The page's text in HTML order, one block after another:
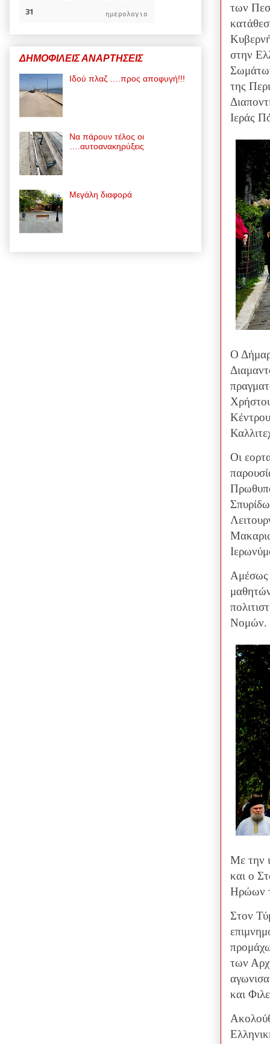
των
στην
της
Ιεράς
Ο
Οι
Αμέσως
Νομών.
Με την
και ο
Ηρώων
Στον
των
και
ημερολογιο
ΔΗΜΟΦΙΛΕΙΣ ΑΝΑΡΤΗΣΕΙΣ
Ιδού πλαζ ….προς αποφυγή!!!
Να πάρουν τέλος οι
….αυτοανακηρύξεις
Μεγάλη διαφορά